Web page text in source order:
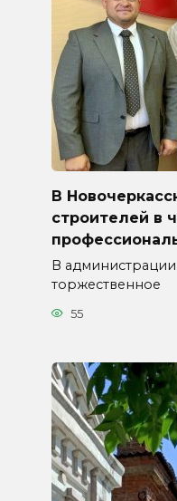
В
строителей в
В
торжественное
55